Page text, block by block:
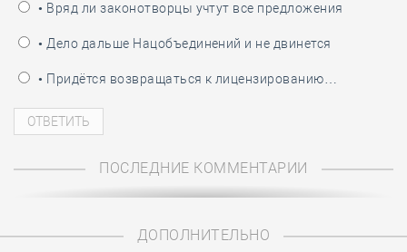
• Вряд ли законотворцы учтут все предложения
• Дело дальше Нацобъединений и не двинется
• Придётся возвращаться к лицензированию…
ПОСЛЕДНИЕ КОММЕНТАРИИ
ДОПОЛНИТЕЛЬНО